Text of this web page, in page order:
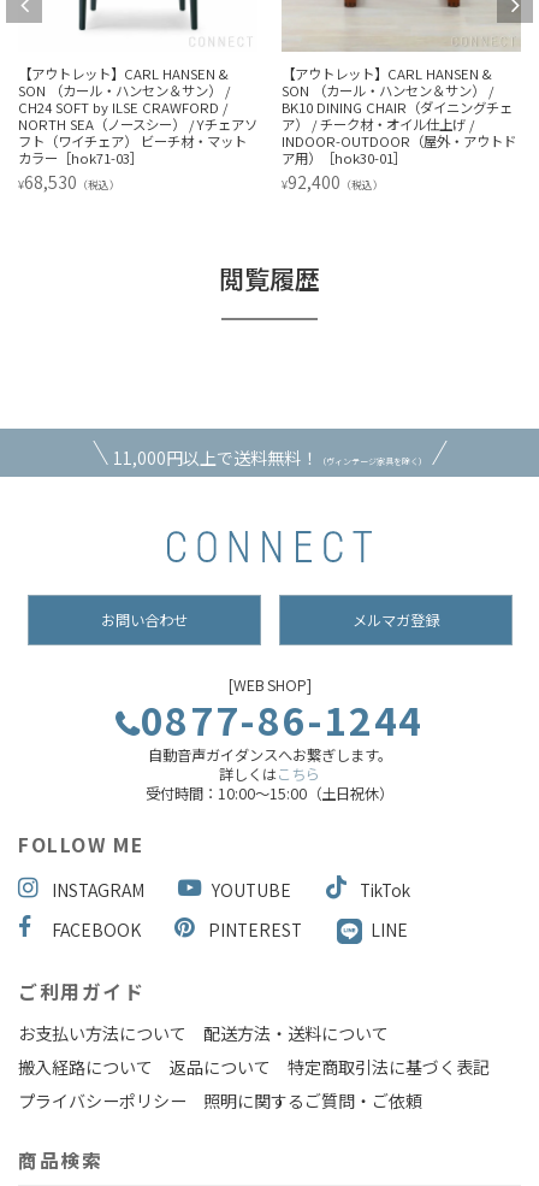
【アウトレット】CARL HANSEN &
SON （カール・ハンセン＆サン） /
CH24 SOFT by ILSE CRAWFORD /
NORTH SEA（ノースシー） / Yチェアソ
フト（ワイチェア） ビーチ材・マット
カラー［hok71-03］
¥68,530 （税込）
【アウトレット】CARL HANSEN &
SON （カール・ハンセン＆サン） /
BK10 DINING CHAIR（ダイニングチェ
ア） / チーク材・オイル仕上げ /
INDOOR-OUTDOOR（屋外・アウトド
ア用）［hok30-01］
¥92,400 （税込）
閲覧履歴
11,000円以上で送料無料！ （ヴィンテージ家具を除く）
お問い合わせ メルマガ登録
[WEB SHOP]
0877-86-1244
自動音声ガイダンスへお繋ぎします。
詳しくはこちら
受付時間：10:00～15:00（土日祝休）
FOLLOW ME
INSTAGRAM YOUTUBE
TikTok
FACEBOOK
PINTEREST LINE
ご利用ガイド
お支払い方法について
配送方法・送料について
搬入経路について
返品について
特定商取引法に基づく表記
プライバシーポリシー
照明に関するご質問・ご依頼
商品検索